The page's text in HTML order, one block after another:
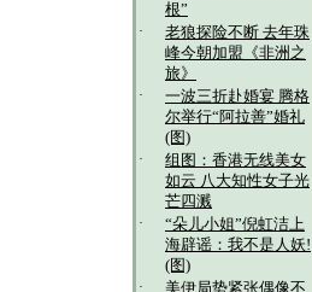
根”
·
老狼探险不断 去年珠
峰今朝加盟《非洲之
旅》
·
一波三折赴婚宴 腾格
尔举行“阿拉善”婚礼
(图)
·
组图：香港无线美女
如云 八大知性女子光
芒四溅
·
“朵儿小姐”倪虹洁上
海辟谣：我不是人妖!
(图)
·
美伊局势紧张偶像不